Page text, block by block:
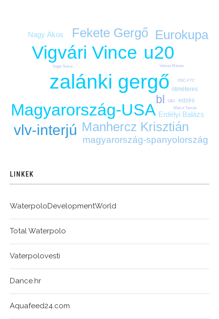
zalánki gergő
u20
Vigvári Vince
Magyarország-USA
vlv-interjú
Eurokupa
Fekete Gergő
Manhercz Krisztián
bl
magyarország-spanyolország
Erdélyi Balázs
Nagy Ákos
edzés
ötméteres
Märcz Tamás
OB1
OSC-FTC
Vogel Soma Vámos Márton
LINKEK
WaterpoloDevelopmentWorld
Total Waterpolo
Vaterpolovesti
Dance.hr
Aquafeed24.com